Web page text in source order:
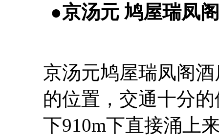
●京汤元 鸠屋瑞凤阁
京汤元鸠屋瑞凤阁酒
的位置，交通十分
下910m下直接涌上